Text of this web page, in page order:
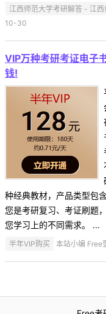
江西师范大学考研解答 - 江
10-30
VIP万种考研考证电子
钱!
种经典教材，产品类型包
您是考研复习、考证刷题
您学习上的不同需求。 ...
半年VIP购买 本站小编